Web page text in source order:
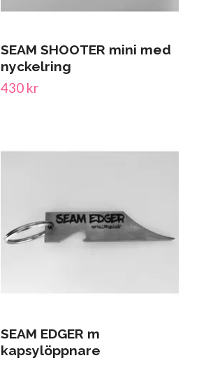
SEAM SHOOTER mini med
nyckelring
430 kr
SEAM EDGER m
kapsylöppnare